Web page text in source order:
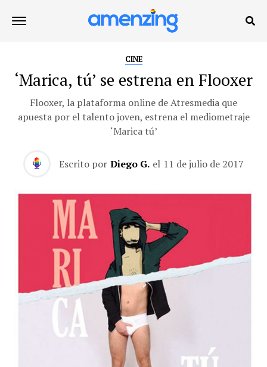
CINE
‘Marica, tú’ se estrena en Flooxer
Flooxer, la plataforma online de Atresmedia que
apuesta por el talento joven, estrena el mediometraje
‘Marica tú’
Escrito por Diego G. el 11 de julio de 2017